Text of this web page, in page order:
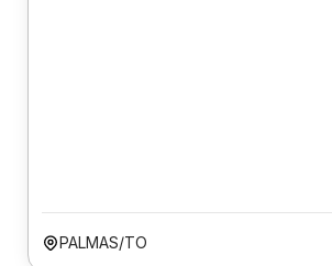
PALMAS/TO